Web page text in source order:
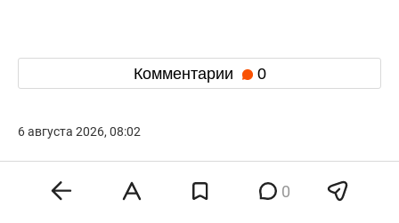
Комментарии 0
6 августа 2026, 08:02
СКР оценил ущерб
от вторжения ВСУ
0